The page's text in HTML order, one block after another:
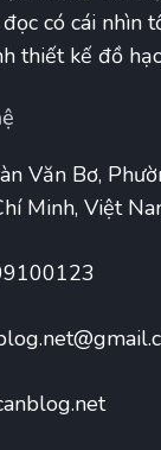
có cái nhìn
thiết kế đồ
Văn Bơ,
Minh, Việt